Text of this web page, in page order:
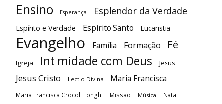
Ensino Esperança Esplendor da Verdade
Espírito e Verdade Espírito Santo Eucaristia
Evangelho Família Formação Fé
Igreja Intimidade com Deus Jesus
Jesus Cristo Lectio Divina Maria Francisca
Maria Francisca Crocoli Longhi Missão Música Natal